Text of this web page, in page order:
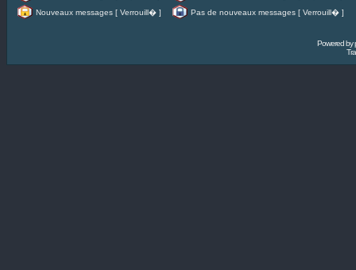
Nouveaux messages [ Verrouill� ]
Pas de nouveaux messages [ Verrouill� ]
Powered by